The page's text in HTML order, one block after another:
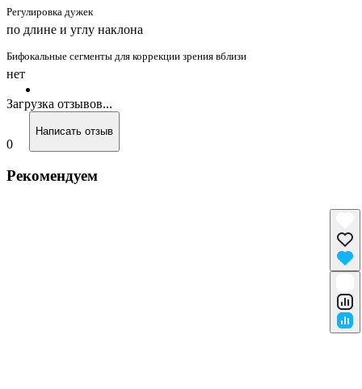
Регулировка дужек
по длине и углу наклона
Бифокальные сегменты для коррекции зрения вблизи
нет
Загрузка отзывов...
0
Написать отзыв
Рекомендуем